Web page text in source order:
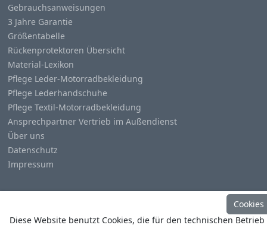
Gebrauchsanweisungen
3 Jahre Garantie
Größentabelle
Rückenprotektoren Übersicht
Material-Lexikon
Pflege Leder-Motorradbekleidung
Pflege Lederhandschuhe
Pflege Textil-Motorradbekleidung
Ansprechpartner Vertrieb im Außendienst
Über uns
Datenschutz
Impressum
Cookies
Diese Website benutzt Cookies, die für den technischen Betrieb